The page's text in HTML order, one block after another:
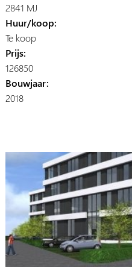
2841 MJ
Huur/koop:
Te koop
Prijs:
126850
Bouwjaar:
2018